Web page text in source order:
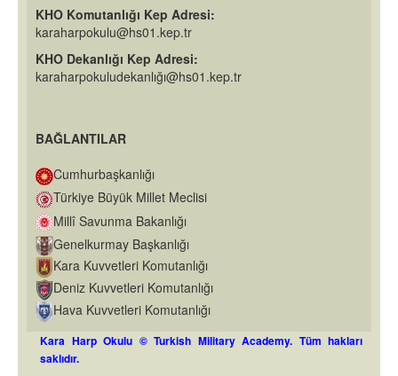
KHO Komutanlığı Kep Adresi:
karaharpokulu@hs01.kep.tr
KHO Dekanlığı Kep Adresi:
karaharpokuludekanlığı@hs01.kep.tr
BAĞLANTILAR
Cumhurbaşkanlığı
Türkiye Büyük Millet Meclisi
Millî Savunma Bakanlığı
Genelkurmay Başkanlığı
Kara Kuvvetleri Komutanlığı
Deniz Kuvvetleri Komutanlığı
Hava Kuvvetleri Komutanlığı
Kara Harp Okulu © Turkish Military Academy. Tüm hakları
saklıdır.